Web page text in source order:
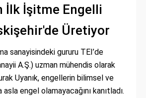
İlk İşitme Engelli
Üretiyor
sanayisindeki gururu TEI’de
A.Ş.) uzman mühendis olarak
Uyanık, engellerin bilimsel ve
engel olamayacağını kanıtladı.